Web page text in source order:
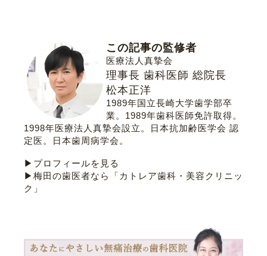
この記事の監修者
医療法人真摯会
理事長 歯科医師 総院長
松本正洋
1989年国立長崎大学歯学部卒
業。1989年歯科医師免許取得。
1998年医療法人真摯会設立。
日本抗加齢医学会 認
定医 。 日本歯周病学会 。
▶プロフィールを見る
▶梅田の歯医者なら「カトレア歯科・美容クリニッ
ク」